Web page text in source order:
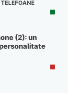
TELEFOANE
(2): un